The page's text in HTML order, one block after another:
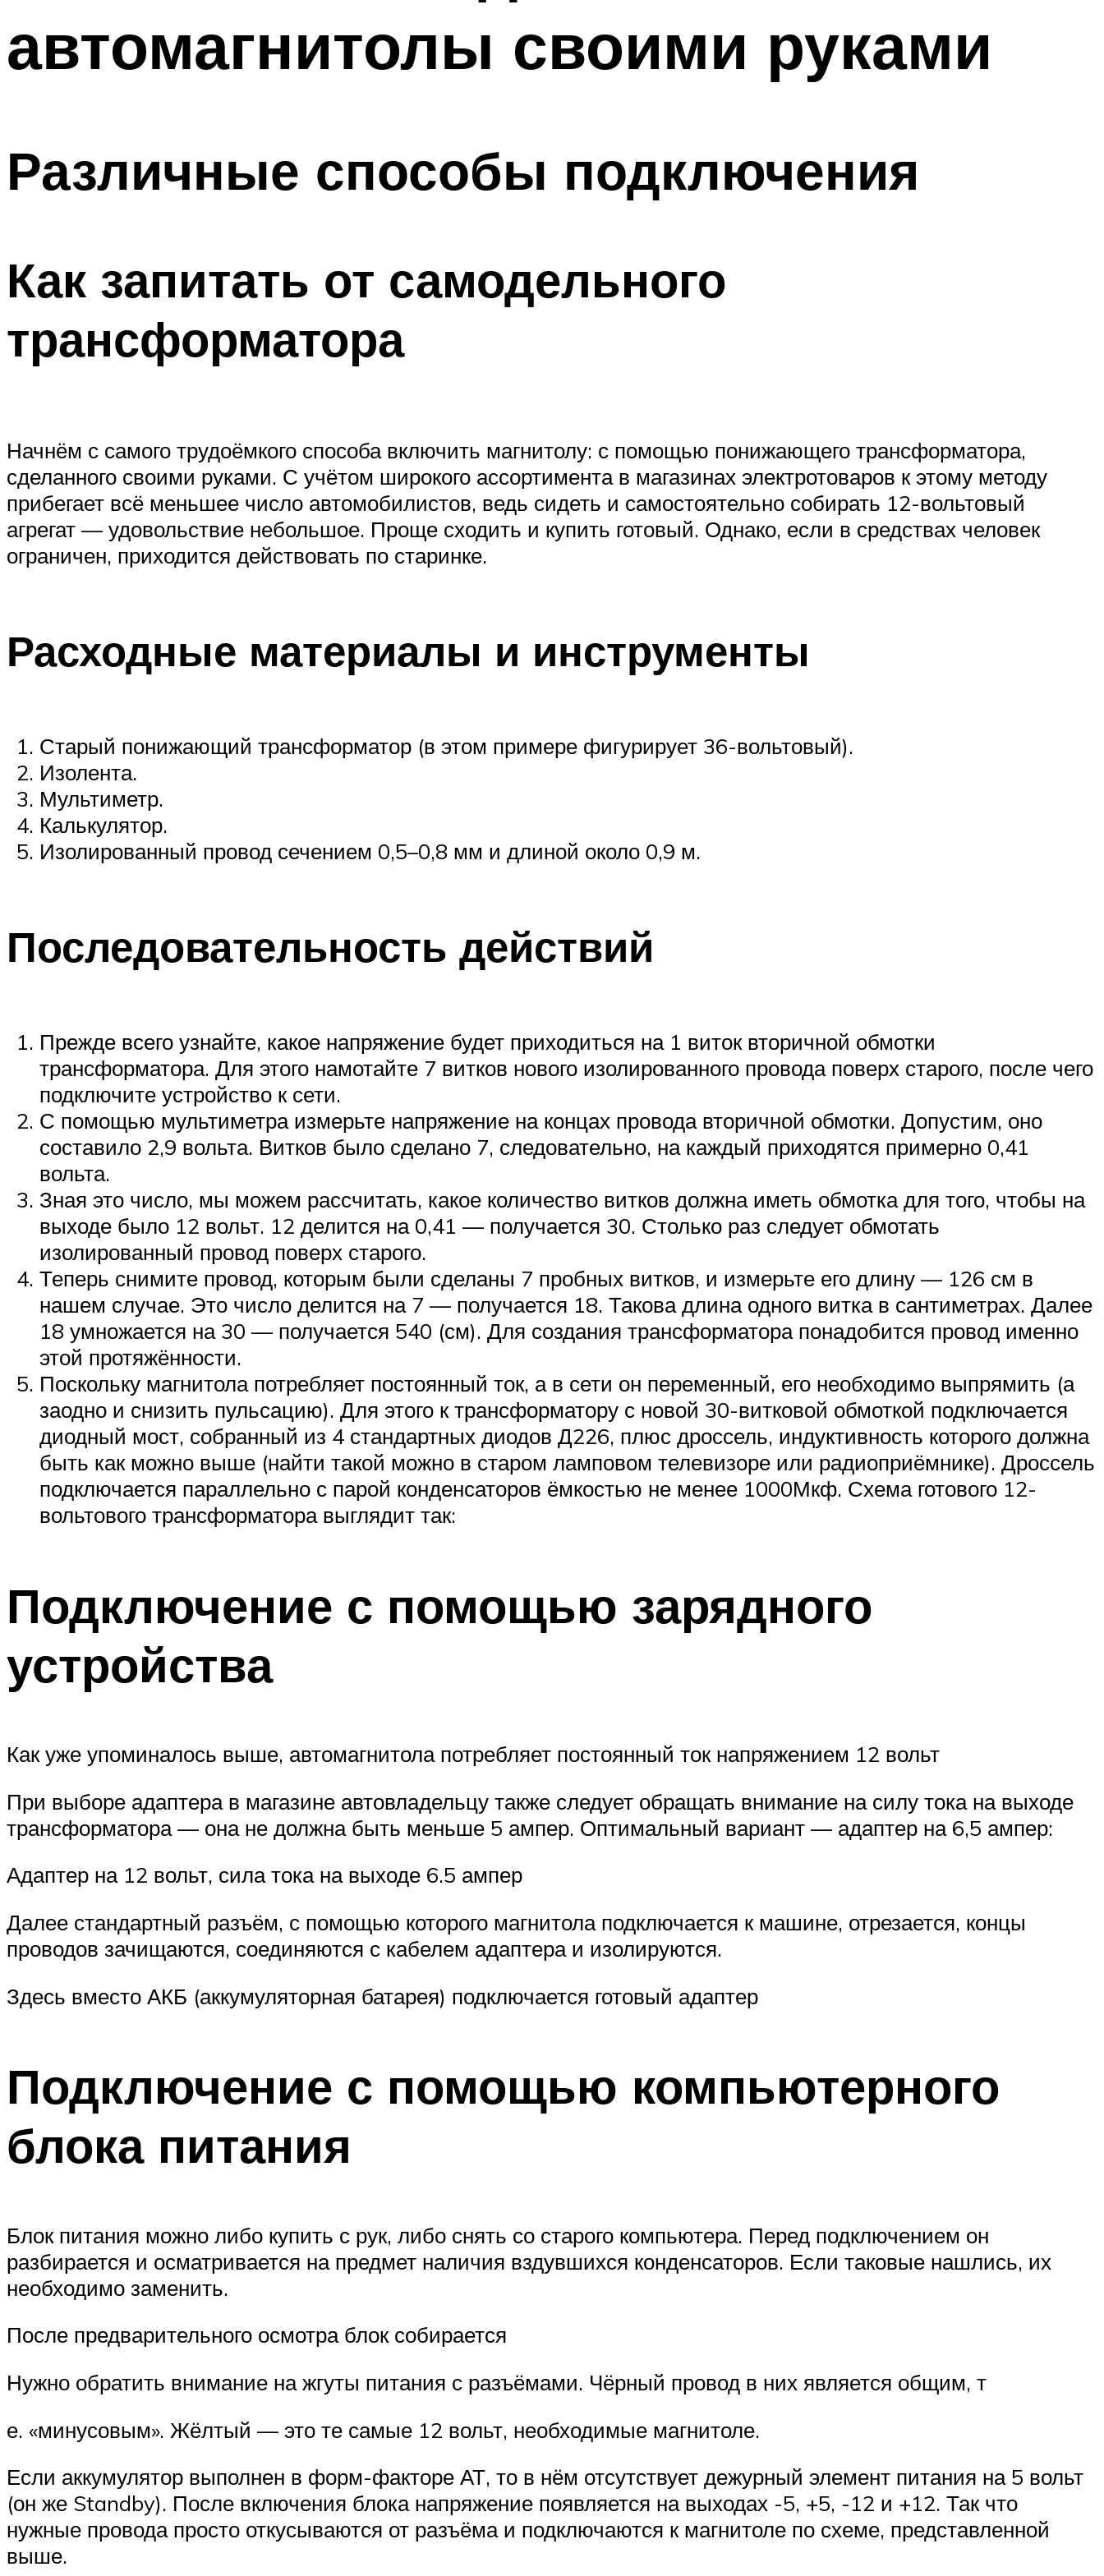
автомагнитолы своими руками
Различные способы подключения
Как запитать от самодельного
трансформатора
Начнём с самого трудоёмкого способа включить магнитолу: с помощью понижающего трансформатора,
сделанного своими руками. С учётом широкого ассортимента в магазинах электротоваров к этому методу
прибегает всё меньшее число автомобилистов, ведь сидеть и самостоятельно собирать 12-вольтовый
агрегат — удовольствие небольшое. Проще сходить и купить готовый. Однако, если в средствах человек
ограничен, приходится действовать по старинке.
Расходные материалы и инструменты
Старый понижающий трансформатор (в этом примере фигурирует 36-вольтовый).
Изолента.
Мультиметр.
Калькулятор.
Изолированный провод сечением 0,5–0,8 мм и длиной около 0,9 м.
Последовательность действий
Прежде всего узнайте, какое напряжение будет приходиться на 1 виток вторичной обмотки
трансформатора. Для этого намотайте 7 витков нового изолированного провода поверх старого, после чего
подключите устройство к сети.
С помощью мультиметра измерьте напряжение на концах провода вторичной обмотки. Допустим, оно
составило 2,9 вольта. Витков было сделано 7, следовательно, на каждый приходятся примерно 0,41
вольта.
Зная это число, мы можем рассчитать, какое количество витков должна иметь обмотка для того, чтобы на
выходе было 12 вольт. 12 делится на 0,41 — получается 30. Столько раз следует обмотать
изолированный провод поверх старого.
Теперь снимите провод, которым были сделаны 7 пробных витков, и измерьте его длину — 126 см в
нашем случае. Это число делится на 7 — получается 18. Такова длина одного витка в сантиметрах. Далее
18 умножается на 30 — получается 540 (см). Для создания трансформатора понадобится провод именно
этой протяжённости.
Поскольку магнитола потребляет постоянный ток, а в сети он переменный, его необходимо выпрямить (а
заодно и снизить пульсацию). Для этого к трансформатору с новой 30-витковой обмоткой подключается
диодный мост, собранный из 4 стандартных диодов Д226, плюс дроссель, индуктивность которого должна
быть как можно выше (найти такой можно в старом ламповом телевизоре или радиоприёмнике). Дроссель
подключается параллельно с парой конденсаторов ёмкостью не менее 1000Мкф. Схема готового 12-
вольтового трансформатора выглядит так:
Подключение с помощью зарядного
устройства
Как уже упоминалось выше, автомагнитола потребляет постоянный ток напряжением 12 вольт
При выборе адаптера в магазине автовладельцу также следует обращать внимание на силу тока на выходе
трансформатора — она не должна быть меньше 5 ампер. Оптимальный вариант — адаптер на 6,5 ампер:
Адаптер на 12 вольт, сила тока на выходе 6.5 ампер
Далее стандартный разъём, с помощью которого магнитола подключается к машине, отрезается, концы
проводов зачищаются, соединяются с кабелем адаптера и изолируются.
Здесь вместо АКБ (аккумуляторная батарея) подключается готовый адаптер
Подключение с помощью компьютерного
блока питания
Блок питания можно либо купить с рук, либо снять со старого компьютера. Перед подключением он
разбирается и осматривается на предмет наличия вздувшихся конденсаторов. Если таковые нашлись, их
необходимо заменить.
После предварительного осмотра блок собирается
Нужно обратить внимание на жгуты питания с разъёмами. Чёрный провод в них является общим, т
е. «минусовым». Жёлтый — это те самые 12 вольт, необходимые магнитоле.
Если аккумулятор выполнен в форм-факторе АТ, то в нём отсутствует дежурный элемент питания на 5 вольт
(он же Standby). После включения блока напряжение появляется на выходах -5, +5, -12 и +12. Так что
нужные провода просто откусываются от разъёма и подключаются к магнитоле по схеме, представленной
выше.